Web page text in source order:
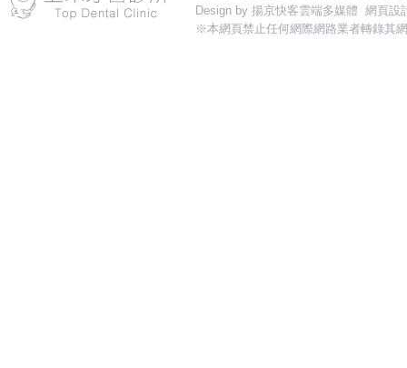
Design by 揚京快客雲端多媒體 網頁設
※本網頁禁止任何網際網路業者轉錄其